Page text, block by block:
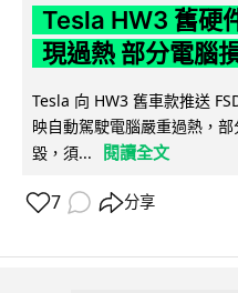
Tesla HW3 舊硬
現過熱 部分電腦
Tesla 向 HW3 舊車款推送
映自動駕駛電腦嚴重過熱，
毀，須...
閱讀全文
7 分享